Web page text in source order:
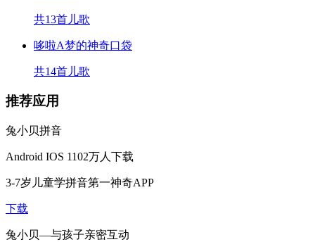
共13首儿歌
哆啦A梦的神奇口袋
共14首儿歌
推荐应用
兔小贝拼音
Android IOS 1102万人下载
3-7岁儿童学拼音第一神奇APP
下载
兔小贝—与孩子亲密互动